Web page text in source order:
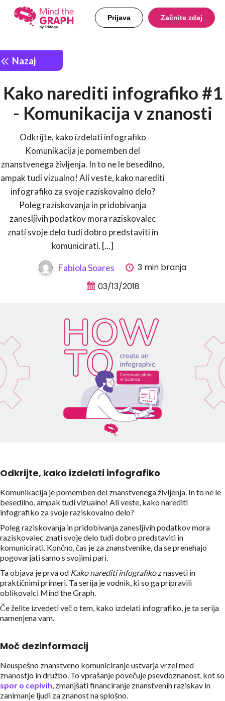
Prijava Začnite zdaj
Nazaj
Kako narediti infografiko #1
- Komunikacija v znanosti
Odkrijte, kako izdelati infografiko
Komunikacija je pomemben del
znanstvenega življenja. In to ne le besedilno,
ampak tudi vizualno! Ali veste, kako narediti
infografiko za svoje raziskovalno delo?
Poleg raziskovanja in pridobivanja
zanesljivih podatkov mora raziskovalec
znati svoje delo tudi dobro predstaviti in
komunicirati. [...]
Fabiola Soares
3 min branja
03/13/2018
Odkrijte, kako izdelati infografiko
Komunikacija je pomemben del znanstvenega življenja. In to ne le
besedilno, ampak tudi vizualno! Ali veste, kako narediti
infografiko za svoje raziskovalno delo?
Poleg raziskovanja in pridobivanja zanesljivih podatkov mora
raziskovalec znati svoje delo tudi dobro predstaviti in
komunicirati. Končno,čas je za znanstvenike, da se prenehajo
pogovarjati samo s svojimi pari.
Ta objava je prva od Kako narediti infografikoz nasveti in
praktičnimi primeri. Ta serija je vodnik, ki so ga pripravili
oblikovalci Mind the Graph.
Če želite izvedeti več o tem, kako izdelati infografiko, je ta serija
namenjena vam.
Moč dezinformacij
Neuspešno znanstveno komuniciranje ustvarja vrzel med
znanostjo in družbo. To vprašanje povečuje psevdoznanost, kot so
spor o cepivih, zmanjšati financiranje znanstvenih raziskav in
zanimanje ljudi za znanost na splošno.